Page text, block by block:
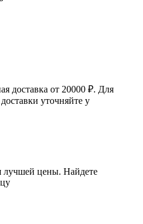
доставка от 20000 ₽. Для
уточняйте у
лучшей цены. Найдете